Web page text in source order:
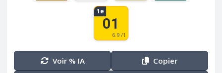
1e
01
6.9 /1
Voir % IA Copier